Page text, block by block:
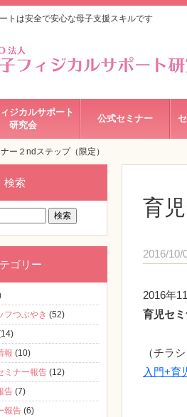
トは安全で安心な母子支援スキルです
ジカルサポート
研究会
公式セミナー
ー２ndステップ（限定）
育
2016/10/
2016年
育児セミ
（チラシ
入門+育
検索
ゴリー
フつぶやき (52)
報 (10)
ミナー報告 (12)
告 (7)
報告 (6)